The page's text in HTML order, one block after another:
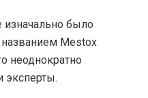
было
Mestox
неоднократно
эксперты.